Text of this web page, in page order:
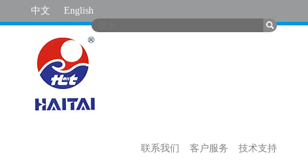
中文 English
技术支持
客户服务
联系我们